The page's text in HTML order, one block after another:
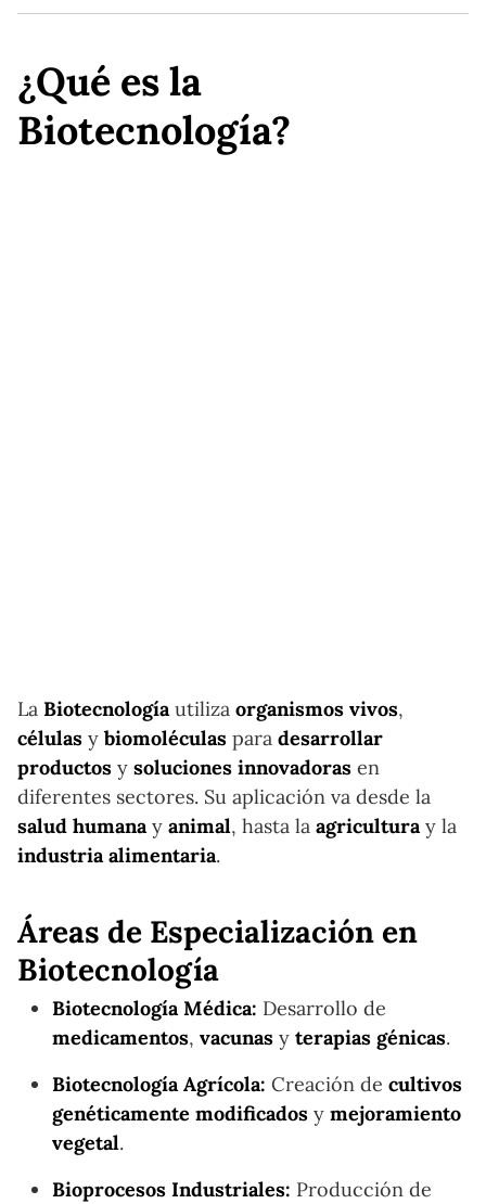
¿Qué es la
Biotecnología?
La Biotecnologíautiliza organismos vivos,
células y biomoléculas para desarrollar
productos y soluciones innovadoras en
diferentes sectores. Su aplicación va desde la
salud humanay animal, hasta la agriculturay la
industria alimentaria.
Áreas de Especialización en
Biotecnología
Biotecnología Médica: Desarrollo de
medicamentos, vacunas y terapias génicas.
Biotecnología Agrícola: Creación de cultivos
genéticamente modificados y mejoramiento
vegetal.
Bioprocesos Industriales: Producción de